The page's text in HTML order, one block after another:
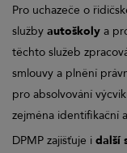
Pro uchazeče o
služby autoškoly a
těchto služeb
smlouvy a plnění
pro absolvování
zejména identifikační
DPMP zajišťuje i další